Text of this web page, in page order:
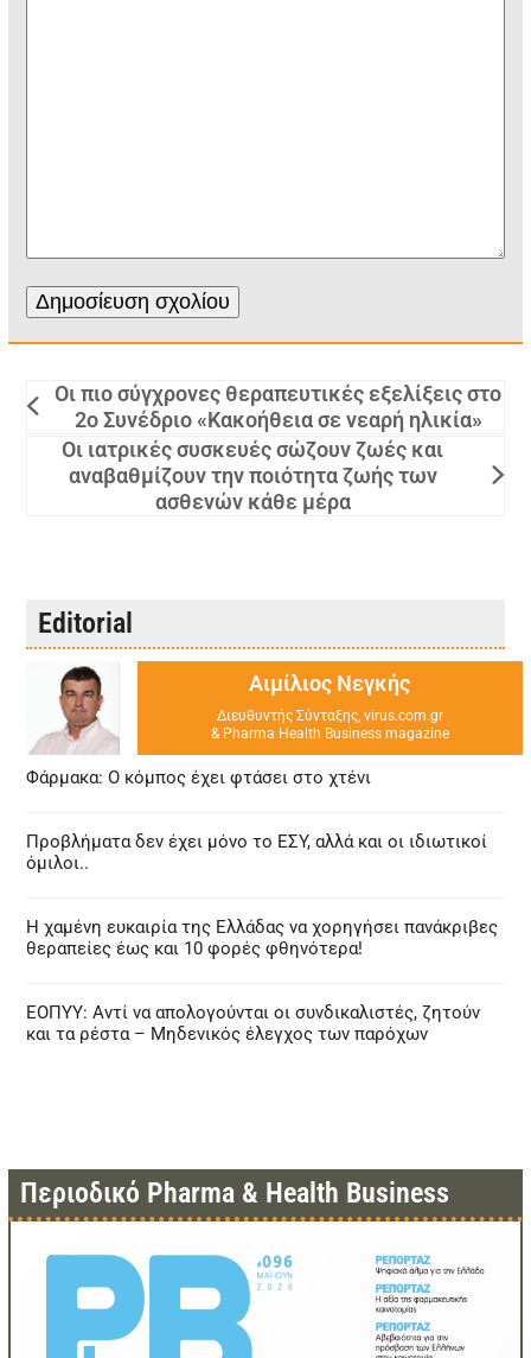
Oι πιο σύγχρονες θεραπευτικές εξελίξεις στο
2ο Συνέδριο «Κακοήθεια σε νεαρή ηλικία»
Οι ιατρικές συσκευές σώζουν ζωές και
αναβαθμίζουν την ποιότητα ζωής των
ασθενών κάθε μέρα
Editorial
Αιμίλιος Νεγκής
Διευθυντής Σύνταξης, virus.com.gr
& Pharma Health Business magazine
Φάρμακα: Ο κόμπος έχει φτάσει στο χτένι
Προβλήματα δεν έχει μόνο το ΕΣΥ, αλλά και οι ιδιωτικοί
όμιλοι..
Η χαμένη ευκαιρία της Ελλάδας να χορηγήσει πανάκριβες
θεραπείες έως και 10 φορές φθηνότερα!
ΕΟΠΥΥ: Αντί να απολογούνται οι συνδικαλιστές, ζητούν
και τα ρέστα – Μηδενικός έλεγχος των παρόχων
Περιοδικό Pharma & Health Business